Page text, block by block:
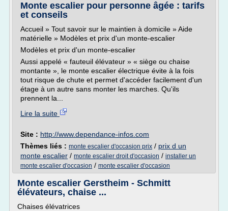
Monte escalier pour personne âgée : tarifs
et conseils
Accueil » Tout savoir sur le maintien à domicile » Aide
matérielle » Modèles et prix d'un monte-escalier
Modèles et prix d'un monte-escalier
Aussi appelé « fauteuil élévateur » « siège ou chaise
montante », le monte escalier électrique évite à la fois
tout risque de chute et permet d'accéder facilement d'un
étage à un autre sans monter les marches. Qu'ils
prennent la...
Lire la suite
Site : http://www.dependance-infos.com
Thèmes liés : monte escalier d'occasion prix / prix d un
monte escalier / monte escalier droit d'occasion / installer un
monte escalier d'occasion / monte escalier d'occasion
Monte escalier Gerstheim - Schmitt
élévateurs, chaise ...
Chaises élévatrices